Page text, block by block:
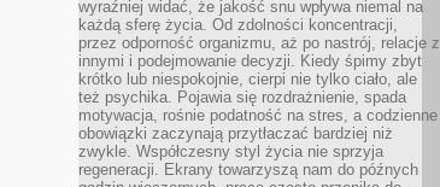
wyraźniej widać, że jakość snu wpływa niemal na
każdą sferę życia. Od zdolności koncentracji,
przez odporność organizmu, aż po nastrój, relacje z
innymi i podejmowanie decyzji. Kiedy śpimy zbyt
krótko lub niespokojnie, cierpi nie tylko ciało, ale
też psychika. Pojawia się rozdrażnienie, spada
motywacja, rośnie podatność na stres, a codzienne
obowiązki zaczynają przytłaczać bardziej niż
zwykle. Współczesny styl życia nie sprzyja
regeneracji. Ekrany towarzyszą nam do późnych